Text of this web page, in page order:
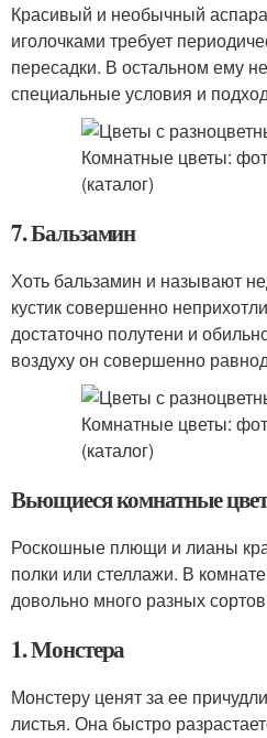
Красивый и необычный
иголочками требует
пересадки. В остальном ему
специальные условия и
7. Бальзамин
Хоть бальзамин и называют
кустик совершенно
достаточно полутени и
воздуху он совершенно
Вьющиеся комнатные
Роскошные плющи и лианы
полки или стеллажи. В
довольно много разных
1. Монстера
Монстеру ценят за ее
листья. Она быстро